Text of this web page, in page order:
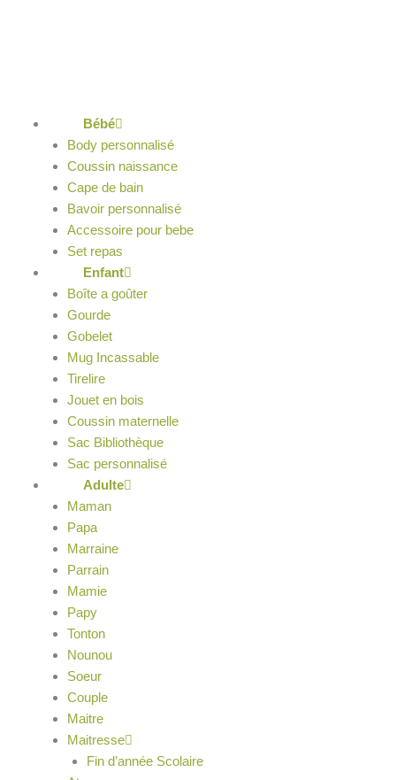
Bébé
Body personnalisé
Coussin naissance
Cape de bain
Bavoir personnalisé
Accessoire pour bebe
Set repas
Enfant
Boîte a goûter
Gourde
Gobelet
Mug Incassable
Tirelire
Jouet en bois
Coussin maternelle
Sac Bibliothèque
Sac personnalisé
Adulte
Maman
Papa
Marraine
Parrain
Mamie
Papy
Tonton
Nounou
Soeur
Couple
Maitre
Maitresse
Fin d’année Scolaire